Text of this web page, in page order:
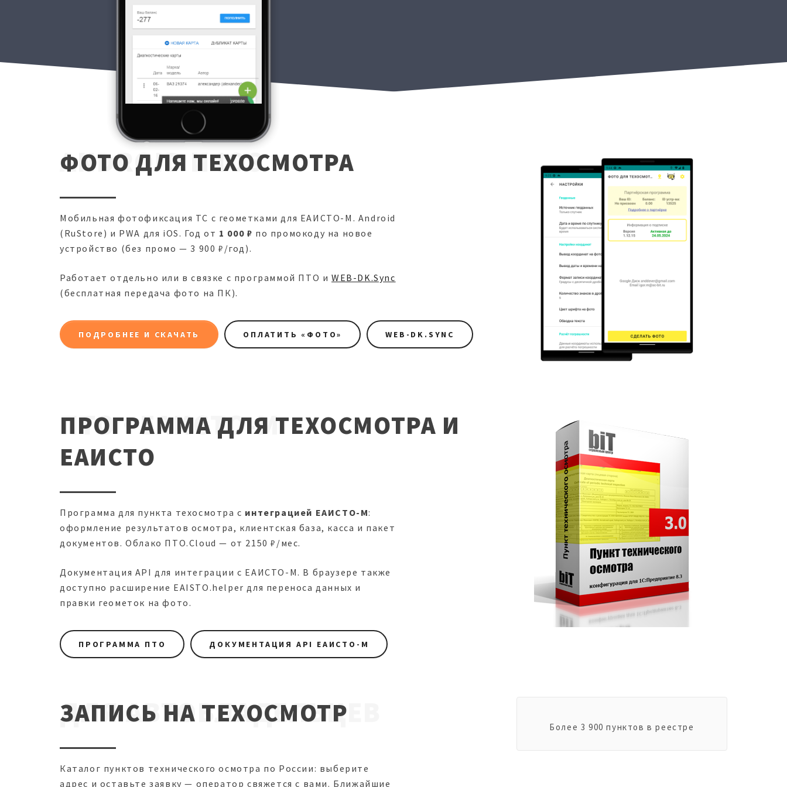
ФОТО ДЛЯ ТЕХОСМОТРА
ANDROID И IOS
Мобильная фотофиксация ТС с геометками для ЕАИСТО-М. Android
(RuStore) и PWA для iOS. Год от 1 000 ₽ по промокоду на новое
устройство (без промо — 3 900 ₽/год).
Работает отдельно или в связке с программой ПТО иWEB-DK.Sync
(бесплатная передача фото на ПК).
ПОДРОБНЕЕ И СКАЧАТЬ ОПЛАТИТЬ «ФОТО» WEB-DK.SYNC
ПРОГРАММА ДЛЯ ТЕХОСМОТРА И
ЕАИСТО
ПТО · ЕАИСТО-М
Программа для пункта техосмотра с интеграцией ЕАИСТО-М:
оформление результатов осмотра, клиентская база, касса и пакет
документов. Облако ПТО.Cloud — от 2150 ₽/мес.
Документация API для интеграции с ЕАИСТО-М. В браузере также
доступно расширение EAISTO.helper для переноса данных и
правки геометок на фото.
ПРОГРАММА ПТО ДОКУМЕНТАЦИЯ API ЕАИСТО-М
ЗАПИСЬ НА ТЕХОСМОТР
ДЛЯ АВТОВЛАДЕЛЬЦЕВ
Каталог пунктов технического осмотра по России: выберите
адрес и оставьте заявку — оператор свяжется с вами. Ближайшие
Более 3 900 пунктов в реестре